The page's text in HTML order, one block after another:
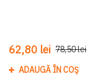
62,80 lei 78,50 lei
ADAUGĂ ÎN COȘ